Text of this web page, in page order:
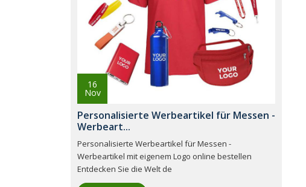
16
Nov
Personalisierte Werbeartikel für Messen -
Werbeart...
Personalisierte Werbeartikel für Messen -
Werbeartikel mit eigenem Logo online bestellen
Entdecken Sie die Welt de